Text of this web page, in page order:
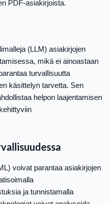
PDF-asiakirjoista.
(LLM) asiakirjojen
mikä ei ainoastaan
turvallisuutta
käsittelyn tarvetta. Sen
helpon laajentamisen
voivat parantaa asiakirjojen
ja tunnistamalla